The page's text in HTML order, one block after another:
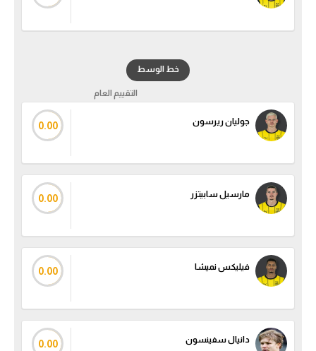
خط الوسط
التقييم العام
جوليان ريرسون 0.00
مارسيل سابيتزر 0.00
فيليكس نميشا 0.00
دانيال سفينسون 0.00